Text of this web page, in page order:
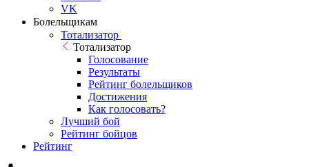
VK
Болельщикам
Тотализатор
Тотализатор
Голосование
Результаты
Рейтинг болельщиков
Достижения
Как голосовать?
Лучший бой
Рейтинг бойцов
Рейтинг